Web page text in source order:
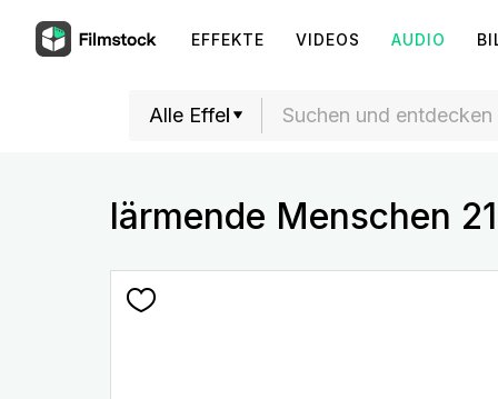
EFFEKTE VIDEOS AUDIO
lärmende Menschen 21